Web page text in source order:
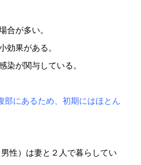
合が多い。
効果がある。
染が関与している。
にあるため、初期にはほとん
性）は妻と２人で暮らしてい